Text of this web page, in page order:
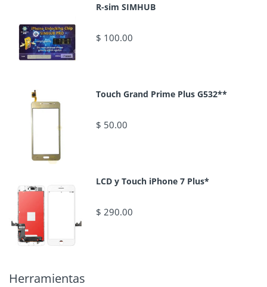
R-sim SIMHUB
$ 100.00
Touch Grand Prime Plus G532**
$ 50.00
LCD y Touch iPhone 7 Plus*
$ 290.00
Herramientas